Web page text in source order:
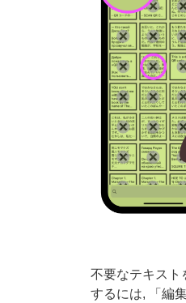
不要なテキスト
するには, 「編